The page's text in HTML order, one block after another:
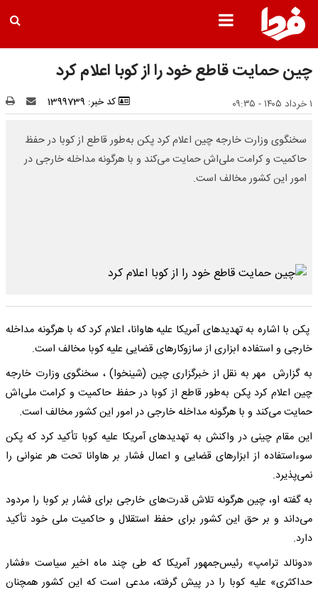
چین حمایت قاطع خود را از کوبا اعلام کرد
۱ خرداد ۱۴۰۵ - ۰۹:۳۵ کد خبر: 1399739
سخنگوی وزارت خارجه چین اعلام کرد پکن به‌طور قاطع از کوبا در حفظ
حاکمیت و کرامت ملی‌اش حمایت می‌کند و با هرگونه مداخله خارجی در
امور این کشور مخالف است.
پکن با اشاره به تهدیدهای آمریکا علیه هاوانا، اعلام کرد که با هرگونه مداخله
خارجی و استفاده ابزاری از سازوکارهای قضایی علیه کوبا مخالف است.
به گزارش مهر به نقل از خبرگزاری چین (شینخوا) ، سخنگوی وزارت خارجه
چین اعلام کرد پکن به‌طور قاطع از کوبا در حفظ حاکمیت و کرامت ملی‌اش
حمایت می‌کند و با هرگونه مداخله خارجی در امور این کشور مخالف است.
این مقام چینی در واکنش به تهدیدهای آمریکا علیه کوبا تأکید کرد که پکن
سوءاستفاده از ابزارهای قضایی و اعمال فشار بر هاوانا تحت هر عنوانی را
نمی‌پذیرد.
به گفته او، چین هرگونه تلاش قدرت‌های خارجی برای فشار بر کوبا را مردود
می‌داند و بر حق این کشور برای حفظ استقلال و حاکمیت ملی خود تأکید
دارد.
«دونالد ترامپ» رئیس‌جمهور آمریکا که طی چند ماه اخیر سیاست «فشار
حداکثری» علیه کوبا را در پیش گرفته، مدعی است که این کشور همچنان